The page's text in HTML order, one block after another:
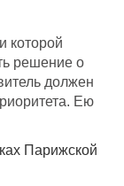
которой
решение о
должен
Ею
Парижской